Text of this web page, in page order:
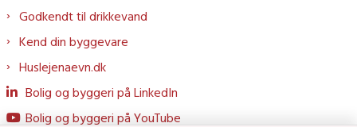
Godkendt til drikkevand
Kend din byggevare
Huslejenaevn.dk
Bolig og byggeri på LinkedIn
Bolig og byggeri på YouTube